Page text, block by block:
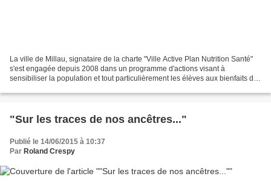
La ville de Millau, signataire de la charte "Ville Active Plan Nutrition Santé"
s'est engagée depuis 2008 dans un programme d'actions visant à
sensibiliser la population et tout particulièrement les élèves aux bienfaits de
"Sur les traces de nos ancêtres..."
Publié le 14/06/2015 à 10:37
Par Roland Crespy